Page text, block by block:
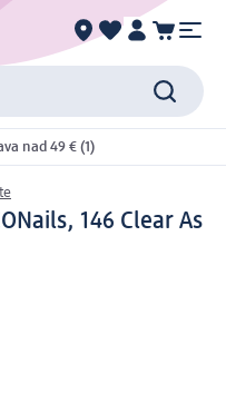
nad 49 € (1)
146 Clear As